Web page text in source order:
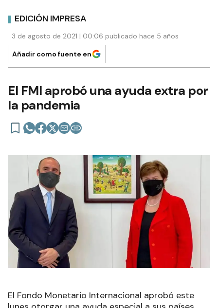
EDICIÓN IMPRESA
3 de agosto de 2021 | 00:06 publicado hace 5 años
Añadir como fuente en
El FMI aprobó una ayuda extra por
la pandemia
El Fondo Monetario Internacional aprobó este